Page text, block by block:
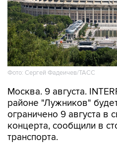
Фото: Сергей Фадеичев/ТАСС
Москва. 9 августа.
ограничено 9 августа в
концерта, сообщили в
транспорта.
В частности, движение